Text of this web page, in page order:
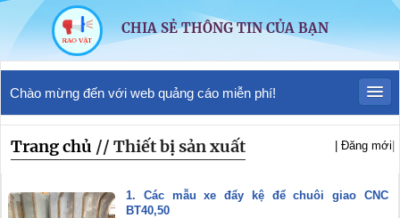
CHIA SẺ THÔNG TIN CỦA BẠN
Chào mừng đến với web quảng cáo miễn phí!
Trang chủ // Thiết bị sản xuất | Đăng mới
1. Các mẫu xe đẩy kệ để chuôi giao CNC
BT40,50